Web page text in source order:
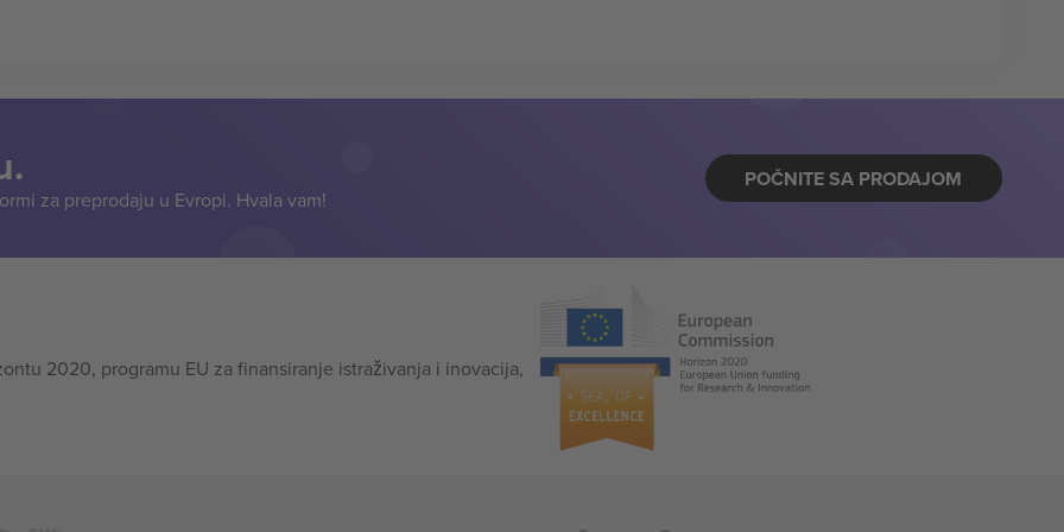
za preprodaju u Evropi. Hvala vam!
POČNITE SA PRODAJOM
2020, programu EU za finansiranje istraživanja i inovacija,